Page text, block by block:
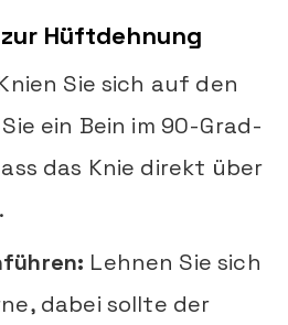
Hüftdehnung
Sie sich auf den
ein Bein im 90-Grad-
das Knie direkt über
Lehnen Sie sich
dabei sollte der